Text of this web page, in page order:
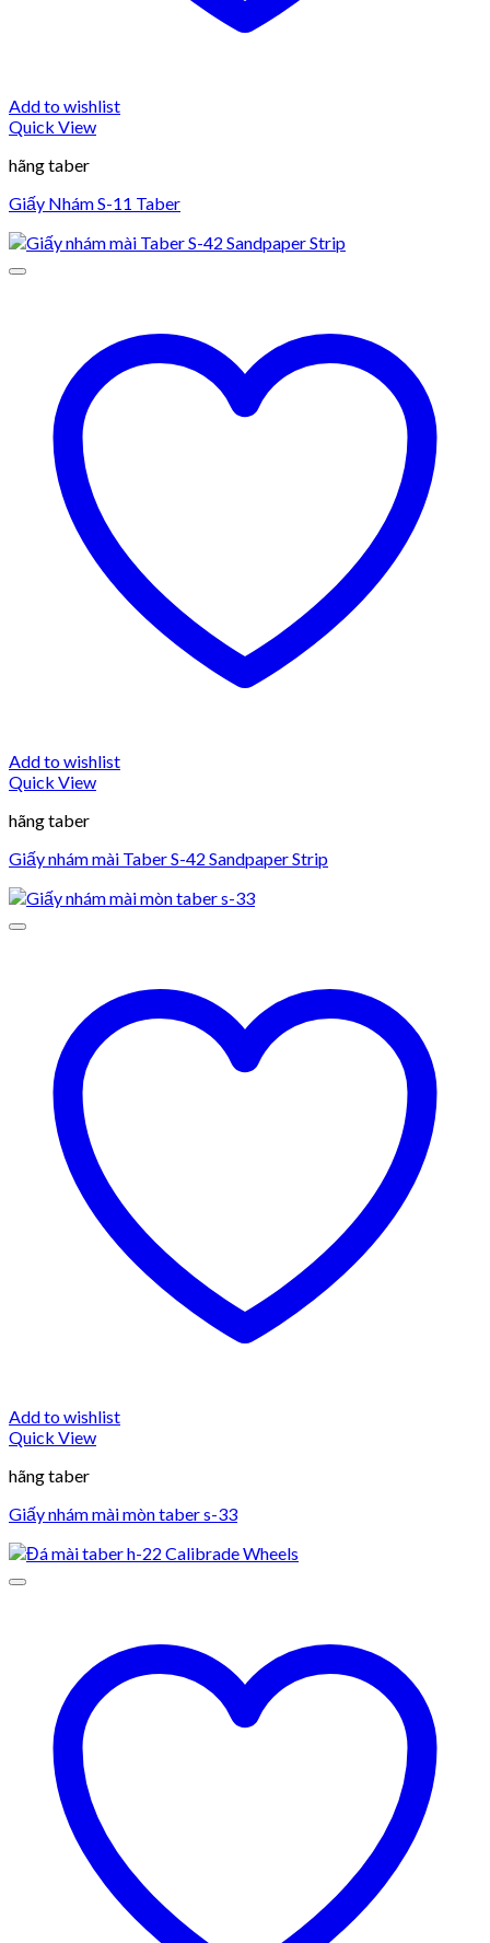
Add to wishlist
Quick View
hãng taber
Giấy Nhám S-11 Taber
Add to wishlist
Quick View
hãng taber
Giấy nhám mài Taber S-42 Sandpaper Strip
Add to wishlist
Quick View
hãng taber
Giấy nhám mài mòn taber s-33